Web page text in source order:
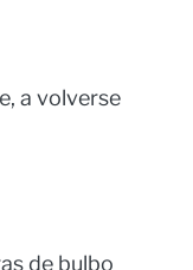
a volverse
de bulbo